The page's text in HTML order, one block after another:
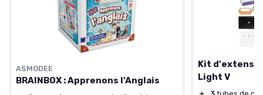
ASMODEE
BRAINBOX : Apprenons l'Anglais
Kit
Light V